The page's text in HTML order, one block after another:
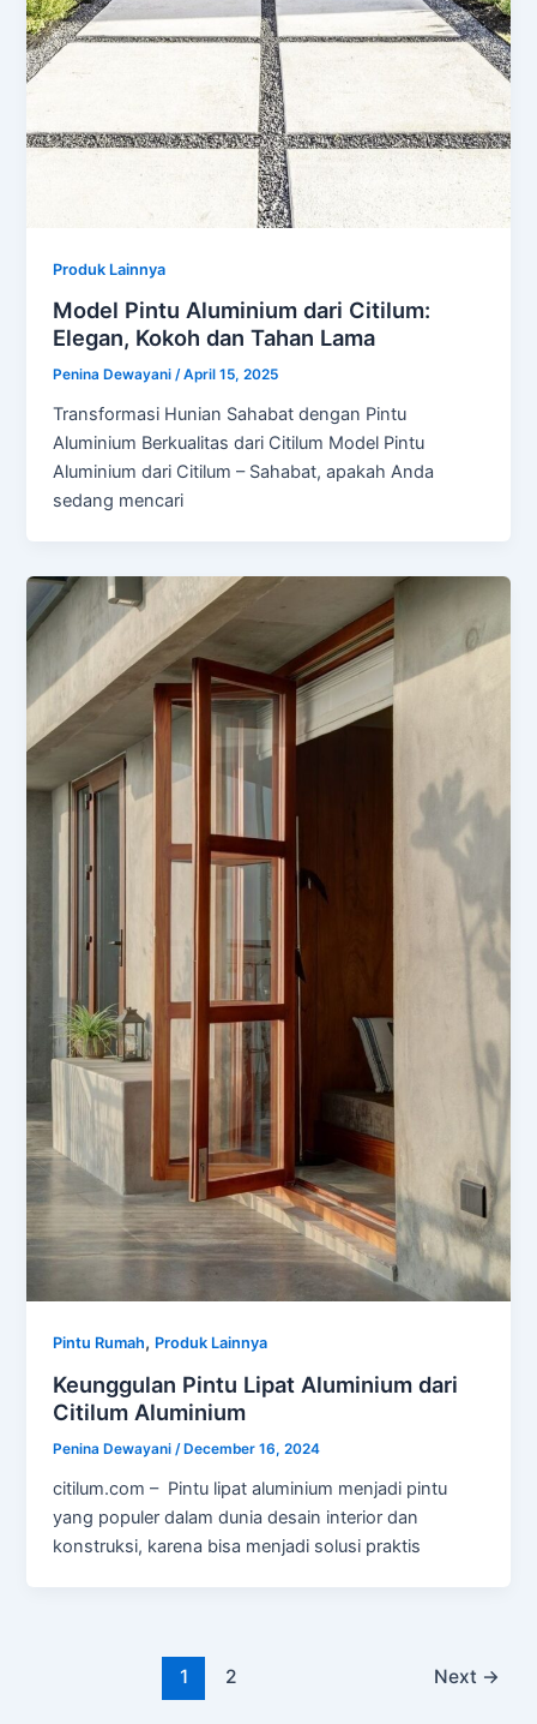
Produk Lainnya
Model Pintu Aluminium dari Citilum:
Elegan, Kokoh dan Tahan Lama
Penina Dewayani/April 15, 2025
Transformasi Hunian Sahabat dengan Pintu
Aluminium Berkualitas dari Citilum Model Pintu
Aluminium dari Citilum – Sahabat, apakah Anda
sedang mencari
Pintu Rumah, Produk Lainnya
Keunggulan Pintu Lipat Aluminium dari
Citilum Aluminium
Penina Dewayani/ December 16, 2024
citilum.com – Pintu lipat aluminium menjadi pintu
yang populer dalam dunia desain interior dan
konstruksi, karena bisa menjadi solusi praktis
1 2 Next →